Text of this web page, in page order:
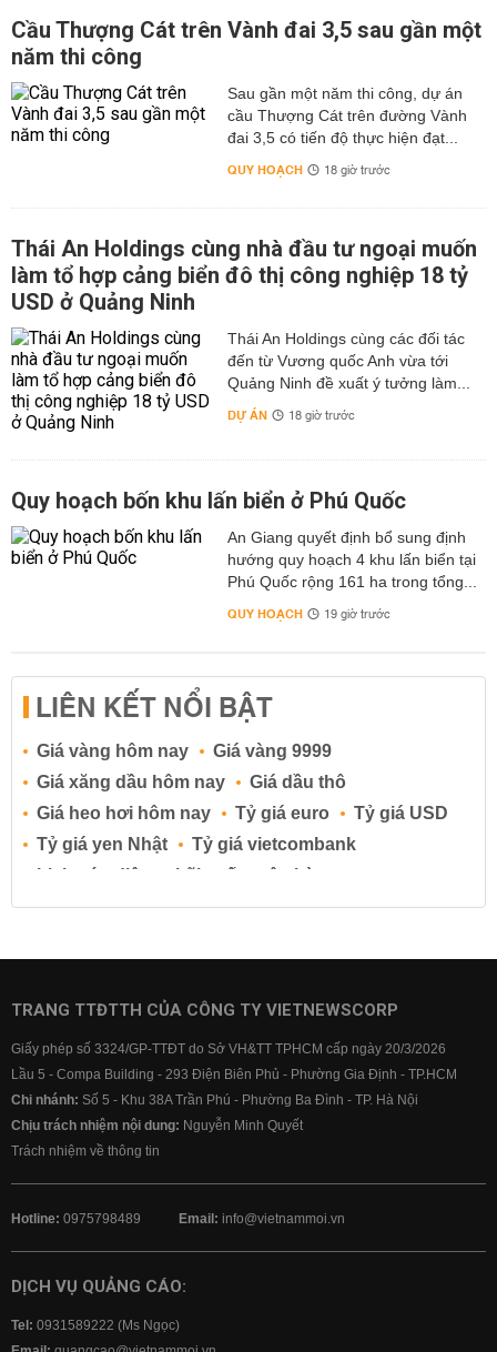
Cầu Thượng Cát trên Vành đai 3,5 sau gần một
năm thi công
Sau gần một năm thi công, dự án
cầu Thượng Cát trên đường Vành
đai 3,5 có tiến độ thực hiện đạt...
QUY HOẠCH 18 giờ trước
Thái An Holdings cùng nhà đầu tư ngoại muốn
làm tổ hợp cảng biển đô thị công nghiệp 18 tỷ
USD ở Quảng Ninh
Thái An Holdings cùng các đối tác
đến từ Vương quốc Anh vừa tới
Quảng Ninh đề xuất ý tưởng làm...
DỰ ÁN 18 giờ trước
Quy hoạch bốn khu lấn biển ở Phú Quốc
An Giang quyết định bổ sung định
hướng quy hoạch 4 khu lấn biển tại
Phú Quốc rộng 161 ha trong tổng...
QUY HOẠCH 19 giờ trước
LIÊN KẾT NỔI BẬT
Giá vàng hôm nay
Giá vàng 9999
Giá xăng dầu hôm nay
Giá dầu thô
Giá heo hơi hôm nay
Tỷ giá euro
Tỷ giá USD
Tỷ giá yen Nhật
Tỷ giá vietcombank
Lịch cúp điện
Lãi suất ngân hàng
Lãi suất tiết kiệm
Lãi suất tiền gửi
Lãi suất ngân hàng BIDV
Lãi suất ngân hàng Vietcombank
TRANG TTĐTTH CỦA CÔNG TY VIETNEWSCORP
Giấy phép số 3324/GP-TTĐT do Sở VH&TT TPHCM cấp ngày 20/3/2026
Lầu 5 - Compa Building - 293 Điện Biên Phủ - Phường Gia Định - TP.HCM
Chi nhánh: Số 5 - Khu 38A Trần Phú - Phường Ba Đình - TP. Hà Nội
Chịu trách nhiệm nội dung: Nguyễn Minh Quyết
Trách nhiệm về thông tin
Hotline: 0975798489 Email: info@vietnammoi.vn
DỊCH VỤ QUẢNG CÁO:
Tel: 0931589222 (Ms Ngọc)